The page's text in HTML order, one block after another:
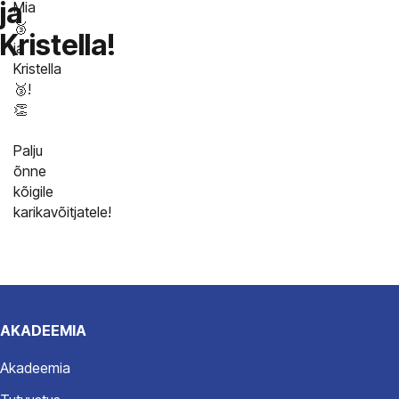
ja
Kristella!
Mia
🥉
ja
Kristella
🥉!
👏
Palju
õnne
kõigile
karikavõitjatele!
AKADEEMIA
Akadeemia